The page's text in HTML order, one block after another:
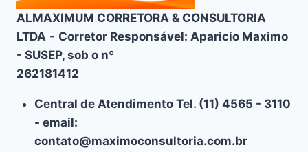
ALMAXIMUM CORRETORA & CONSULTORIA
LTDA - Corretor Responsável: Aparicio Maximo
- SUSEP, sob o nº
262181412
Central de Atendimento Tel. (11) 4565 - 3110
- email:
contato@maximoconsultoria.com.br